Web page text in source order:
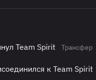
Team Spirit Трансфер
к Team Spirit